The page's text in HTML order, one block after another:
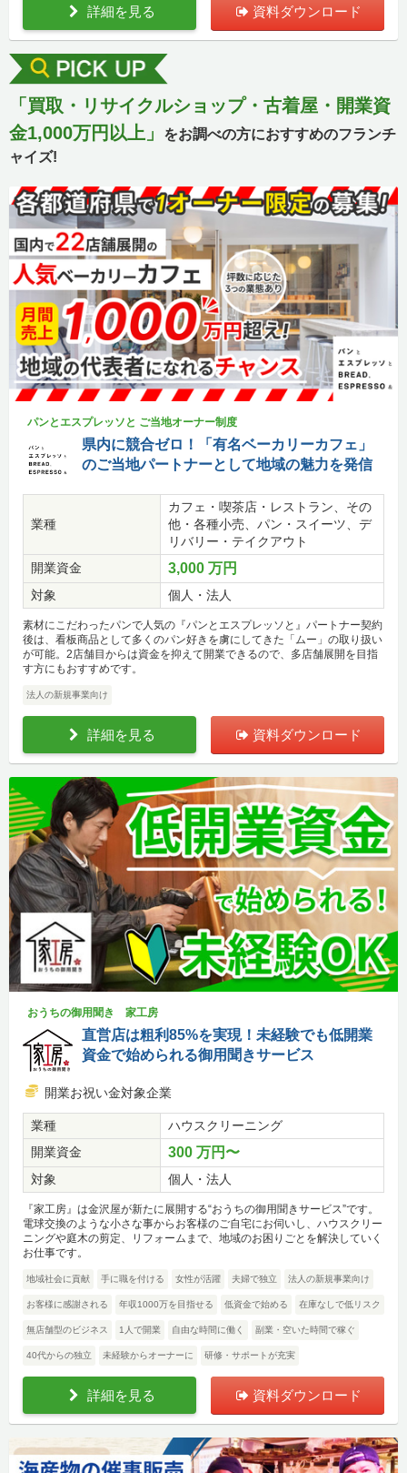
詳細を見る 資料ダウンロード
「買取・リサイクルショップ・古着屋・開業資
金1,000万円以上」
をお調べの方におすすめのフランチ
ャイズ!
パンとエスプレッソと ご当地オーナー制度
県内に競合ゼロ！「有名ベーカリーカフェ」
のご当地パートナーとして地域の魅力を発信
業種
カフェ・喫茶店・レストラン、その
他・各種小売、パン・スイーツ、デ
リバリー・テイクアウト
開業資金
3,000 万円
対象 個人・法人
素材にこだわったパンで人気の『パンとエスプレッソと』パートナー契約
後は、看板商品として多くのパン好きを虜にしてきた「ムー」の取り扱い
が可能。2店舗目からは資金を抑えて開業できるので、多店舗展開を目指
す方にもおすすめです。
法人の新規事業向け
詳細を見る 資料ダウンロード
おうちの御用聞き 家工房
直営店は粗利85%を実現！未経験でも低開業
資金で始められる御用聞きサービス
開業お祝い金対象企業
業種
ハウスクリーニング
開業資金
300 万円〜
対象 個人・法人
『家工房』は金沢屋が新たに展開する“おうちの御用聞きサービス”です。
電球交換のような小さな事からお客様のご自宅にお伺いし、ハウスクリー
ニングや庭木の剪定、リフォームまで、地域のお困りごとを解決していく
お仕事です。
地域社会に貢献 手に職を付ける 女性が活躍 夫婦で独立 法人の新規事業向け
お客様に感謝される 年収1000万を目指せる 低資金で始める 在庫なしで低リスク
無店舗型のビジネス 1人で開業 自由な時間に働く 副業・空いた時間で稼ぐ
40代からの独立 未経験からオーナーに 研修・サポートが充実
詳細を見る 資料ダウンロード